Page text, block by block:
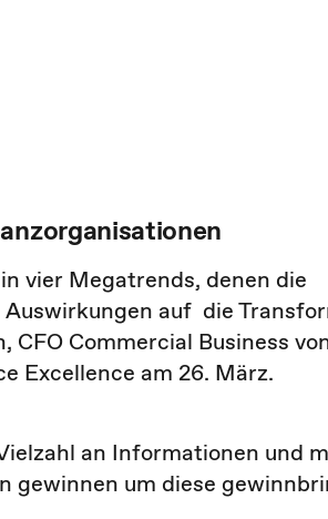
vier Megatrends, denen die
auf die
Commercial Business
Excellence am 26. März.
an Informationen und
gewinnen um diese